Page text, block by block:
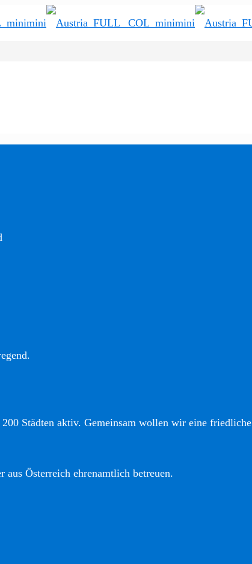
Städten aktiv. Gemeinsam wollen wir eine
Österreich ehrenamtlich betreuen.